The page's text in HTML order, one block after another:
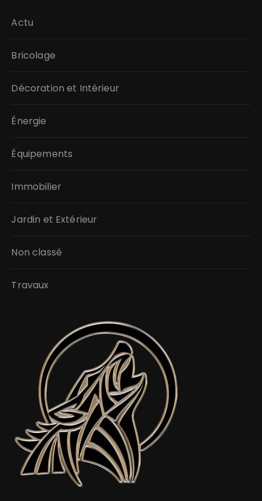
Actu
Bricolage
Décoration et Intérieur
Énergie
Équipements
Immobilier
Jardin et Extérieur
Non classé
Travaux